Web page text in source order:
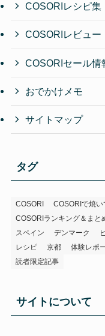
COSORIレシピ集
COSORIレビュー
COSORIセール情
おでかけメモ
サイトマップ
タグ
COSORI COSORIで焼い
COSORIランキング＆まと
スペイン
デンマーク
レシピ
京都 体験レポ
読者限定記事
サイトについて